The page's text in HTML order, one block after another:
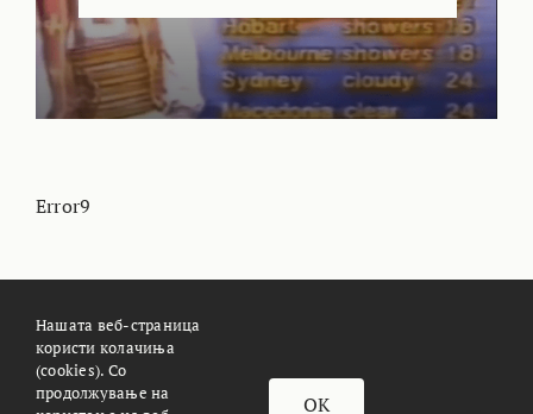
Error9
За Meteoalarm.mk Импресум
Нашата веб-страница
користи колачиња
(cookies). Со
продолжување на
OK